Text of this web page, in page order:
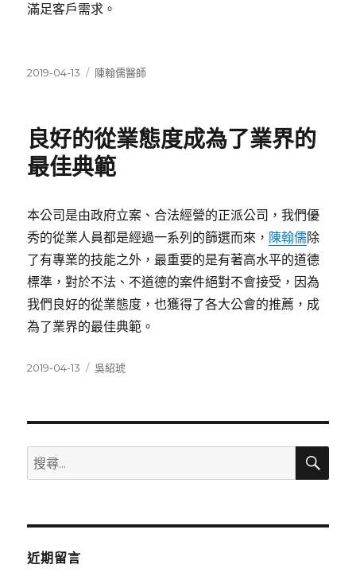
滿足客戶需求。
發
2019-04-13
分
陳翰儒醫師
良好的從業態度成為了業界的
最佳典範
本公司是由政府立案、合法經營的正派公司，我們優
秀的從業人員都是經過一系列的篩選而來， 陳翰儒除
了有專業的技能之外，最重要的是有著高水平的道德
標準，對於不法、不道德的案件絕對不會接受，因為
我們良好的從業態度，也獲得了各大公會的推薦，成
為了業界的最佳典範。
發
2019-04-13
分
吳紹琥
搜
尋
鍵
搜
近期留言